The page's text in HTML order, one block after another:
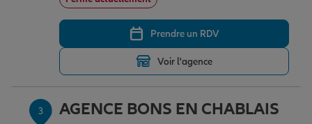
Garantie des accidents de la vie
Prendre un RDV
Voir l'agence
3 AGENCE BONS EN CHABLAIS